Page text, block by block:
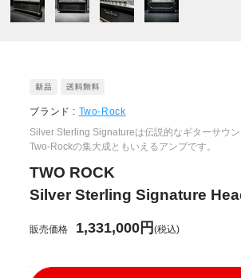
ブランド : Two-Rock
Silver Sterling Signatureは伝説的なギターサウ
Two-Rockの集大成ともいえるアンプです。
TWO ROCK
Silver Sterling Signature
販売価格 1,331,000円(税込)